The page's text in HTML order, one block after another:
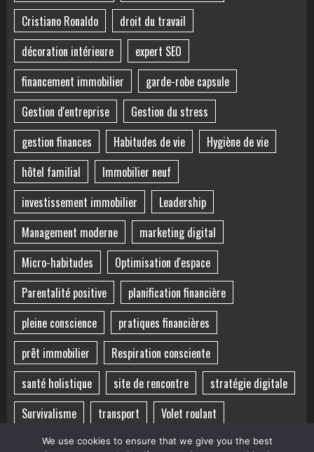
Cristiano Ronaldo
droit du travail
décoration intérieure
expert SEO
financement immobilier
garde-robe capsule
Gestion d'entreprise
Gestion du stress
gestion finances
Habitudes de vie
Hygiène de vie
hôtel familial
Immobilier neuf
investissement immobilier
Leadership
Management moderne
marketing digital
Micro-habitudes
Optimisation d'espace
Parentalité positive
planification financière
pleine conscience
pratiques financières
prêt immobilier
Respiration consciente
santé holistique
site de rencontre
stratégie digitale
Survivalisme
transport
Volet roulant
voyage sensoriel
Équilibre mental Équilibre vie-santé
We use cookies to ensure that we give you the best